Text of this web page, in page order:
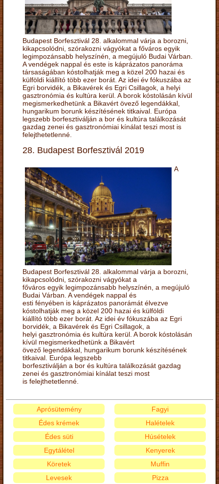
Budapest Borfesztivál 28. alkalommal várja a borozni,
kikapcsolódni, szórakozni vágyókat a főváros egyik
legimpozánsabb helyszínén, a megújuló Budai Várban.
A vendégek nappal és este is káprázatos panoráma
társaságában kóstolhatják meg a közel 200 hazai és
külföldi kiállító több ezer borát. Az idei év fókuszába az
Egri borvidék, a Bikavérek és Egri Csillagok, a helyi
gasztronómia és kultúra kerül. A borok kóstolásán kívül
megismerkedhetünk a Bikavért övező legendákkal,
hungarikum borunk készítésének titkaival. Európa
legszebb borfesztiválján a bor és kultúra találkozását
gazdag zenei és gasztronómiai kínálat teszi most is
felejthetetlenné.
28. Budapest Borfesztivál 2019
A
Budapest Borfesztivál 28. alkalommal várja a borozni,
kikapcsolódni, szórakozni vágyókat a
főváros egyik legimpozánsabb helyszínén, a megújuló
Budai Várban. A vendégek nappal és
esti fényében is káprázatos panorámát élvezve
kóstolhatják meg a közel 200 hazai és külföldi
kiállító több ezer borát. Az idei év fókuszába az Egri
borvidék, a Bikavérek és Egri Csillagok, a
helyi gasztronómia és kultúra kerül. A borok kóstolásán
kívül megismerkedhetünk a Bikavért
övező legendákkal, hungarikum borunk készítésének
titkaival. Európa legszebb
borfesztiválján a bor és kultúra találkozását gazdag
zenei és gasztronómiai kínálat teszi most
is felejthetetlenné.
Aprósütemény
Édes krémek
Édes süti
Egytálétel
Fagyi
Halételek
Húsételek
Kenyerek
Köretek
Levesek
Muffin
Pizza